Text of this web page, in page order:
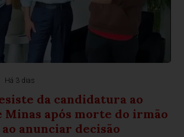
Há 3 dias
da candidatura ao
Minas após morte do irmão
anunciar decisão